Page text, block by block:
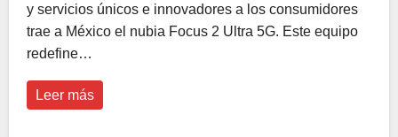
y servicios únicos e innovadores a los consumidores
trae a México el nubia Focus 2 Ultra 5G. Este equipo
redefine…
Leer más